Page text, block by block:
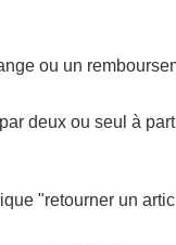
ou un
deux ou seul à
"retourner un